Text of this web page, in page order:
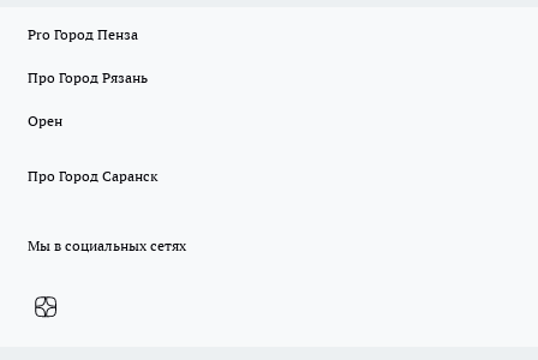
Pro Город Пенза
Про Город Рязань
Орен
Про Город Саранск
Мы в социальных сетях